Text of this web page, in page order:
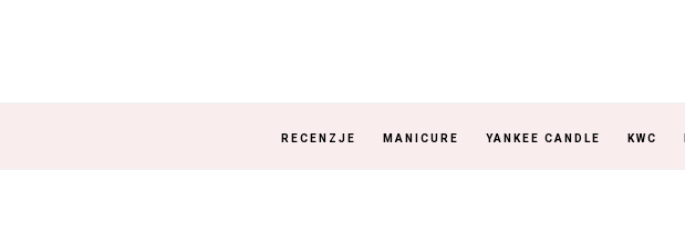
RECENZJE MANICURE YANKEE CANDLE KWC